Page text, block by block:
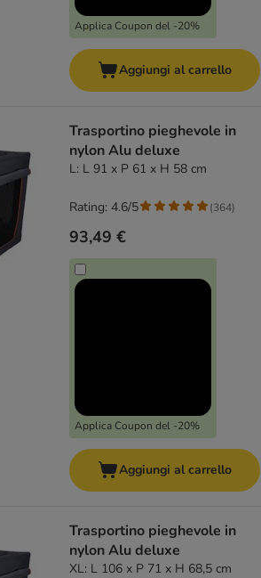
Applica Coupon del -20%
Aggiungi al carrello
Trasportino pieghevole in
nylon Alu deluxe
L: L 91 x P 61 x H 58 cm
93,49 €
Applica Coupon del -20%
Rating: 4.6/5 (364)
Aggiungi al carrello
Trasportino pieghevole in
nylon Alu deluxe
XL: L 106 x P 71 x H 68,5 cm